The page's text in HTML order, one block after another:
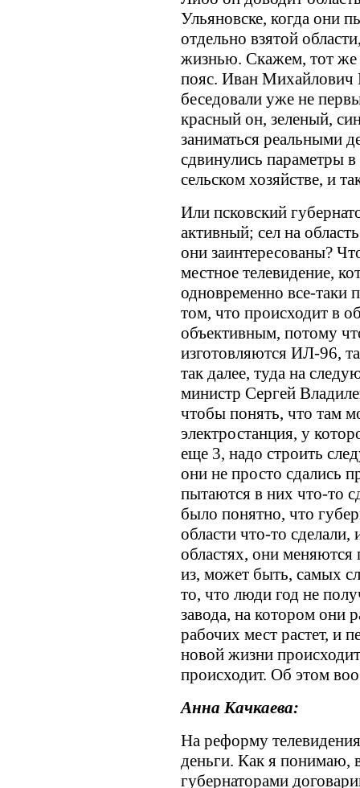
Ульяновске, когда они
отдельно взятой
жизнью. Скажем, тот же
пояс. Иван
беседовали уже не
красный он, зеленый,
заниматься реальными
сдвинулись параметры
сельском хозяйстве, и
Или псковский
активный; сел на
они заинтересованы?
местное телевидение,
одновременно все-таки
том, что происходит в
объективным, потому
изготовляются ИЛ-96,
так далее, туда на
министр Сергей
чтобы понять, что там
электростанция, у
еще 3, надо строить
они не просто сдались
пытаются в них что-то
было понятно, что
области что-то
областях, они
из, может быть, самых
то, что люди год не
завода, на котором они
рабочих мест растет, и
новой жизни
происходит. Об этом
Анна Качкаева:
На реформу
деньги. Как я понимаю,
губернаторами